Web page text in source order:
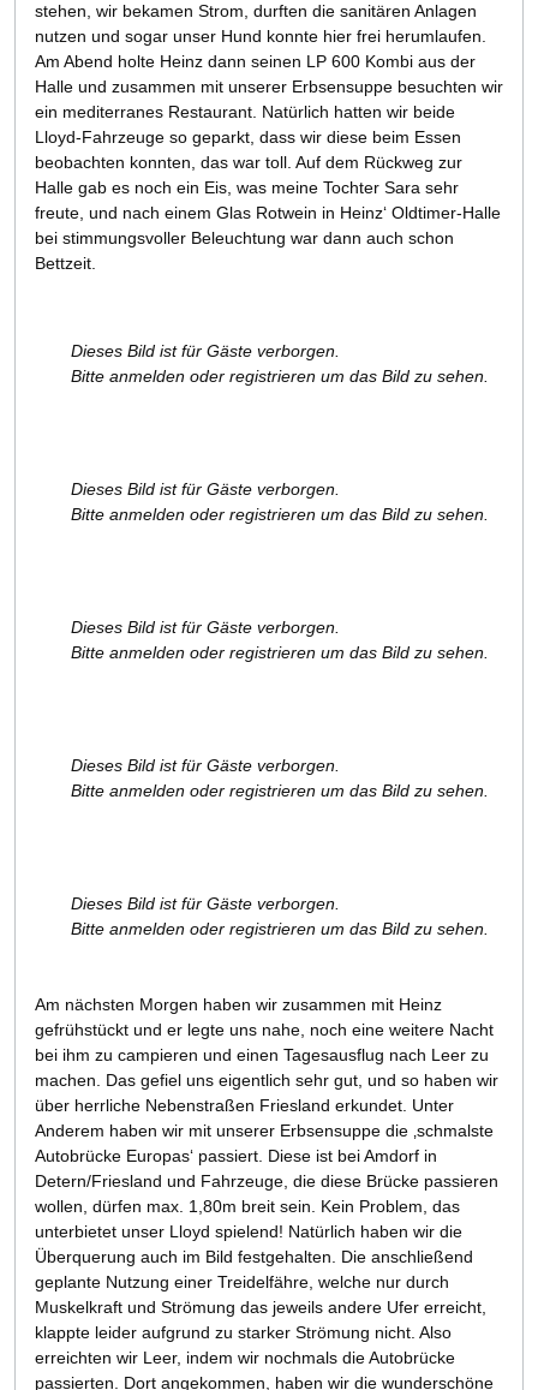
stehen, wir bekamen Strom, durften die sanitären Anlagen
nutzen und sogar unser Hund konnte hier frei herumlaufen.
Am Abend holte Heinz dann seinen LP 600 Kombi aus der
Halle und zusammen mit unserer Erbsensuppe besuchten wir
ein mediterranes Restaurant. Natürlich hatten wir beide
Lloyd-Fahrzeuge so geparkt, dass wir diese beim Essen
beobachten konnten, das war toll. Auf dem Rückweg zur
Halle gab es noch ein Eis, was meine Tochter Sara sehr
freute, und nach einem Glas Rotwein in Heinz‘ Oldtimer-Halle
bei stimmungsvoller Beleuchtung war dann auch schon
Bettzeit.
Dieses Bild ist für Gäste verborgen.
Bitte anmelden oder registrieren um das Bild zu sehen.
Dieses Bild ist für Gäste verborgen.
Bitte anmelden oder registrieren um das Bild zu sehen.
Dieses Bild ist für Gäste verborgen.
Bitte anmelden oder registrieren um das Bild zu sehen.
Dieses Bild ist für Gäste verborgen.
Bitte anmelden oder registrieren um das Bild zu sehen.
Dieses Bild ist für Gäste verborgen.
Bitte anmelden oder registrieren um das Bild zu sehen.
Am nächsten Morgen haben wir zusammen mit Heinz
gefrühstückt und er legte uns nahe, noch eine weitere Nacht
bei ihm zu campieren und einen Tagesausflug nach Leer zu
machen. Das gefiel uns eigentlich sehr gut, und so haben wir
über herrliche Nebenstraßen Friesland erkundet. Unter
Anderem haben wir mit unserer Erbsensuppe die ‚schmalste
Autobrücke Europas‘ passiert. Diese ist bei Amdorf in
Detern/Friesland und Fahrzeuge, die diese Brücke passieren
wollen, dürfen max. 1,80m breit sein. Kein Problem, das
unterbietet unser Lloyd spielend! Natürlich haben wir die
Überquerung auch im Bild festgehalten. Die anschließend
geplante Nutzung einer Treidelfähre, welche nur durch
Muskelkraft und Strömung das jeweils andere Ufer erreicht,
klappte leider aufgrund zu starker Strömung nicht. Also
erreichten wir Leer, indem wir nochmals die Autobrücke
passierten. Dort angekommen, haben wir die wunderschöne